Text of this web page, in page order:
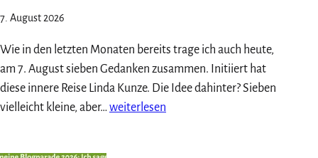
7. August 2026
Wie in den letzten Monaten bereits trage ich auch heute,
am 7. August sieben Gedanken zusammen. Initiiert hat
diese innere Reise Linda Kunze. Die Idee dahinter? Sieben
vielleicht kleine, aber… Meine
weiterlesen